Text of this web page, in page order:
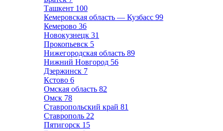
Ташкент 100
Кемеровская область — Кузбасс 99
Кемерово 36
Новокузнецк 31
Прокопьевск 5
Нижегородская область 89
Нижний Новгород 56
Дзержинск 7
Кстово 6
Омская область 82
Омск 78
Ставропольский край 81
Ставрополь 22
Пятигорск 15